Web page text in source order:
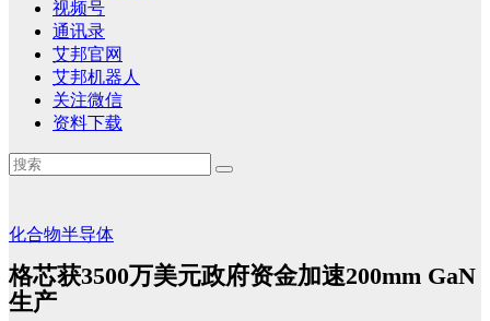
视频号
通讯录
艾邦官网
艾邦机器人
关注微信
资料下载
化合物半导体
格芯获3500万美元政府资金加速200mm GaN
生产